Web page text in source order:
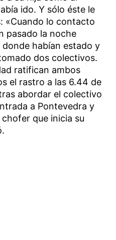
ido. Y sólo éste le
«Cuando lo contacto
pasado la noche
habían estado y
dos colectivos.
ratifican ambos
el rastro a las 6.44 de
abordar el colectivo
a Pontevedra y
que inicia su